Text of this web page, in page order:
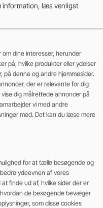
information, læs venligst
om dine interesser, herunder
på, hvilke produkter eller ydelser
på denne og andre hjemmesider.
der er relevante for dig
dig målrettede annoncer på
vi med andre
med. Det kan du læse mere
for at tælle besøgende og
ydeevnen af vores
finde ud af, hvilke sider der er
de besøgende bevæger
som disse cookies